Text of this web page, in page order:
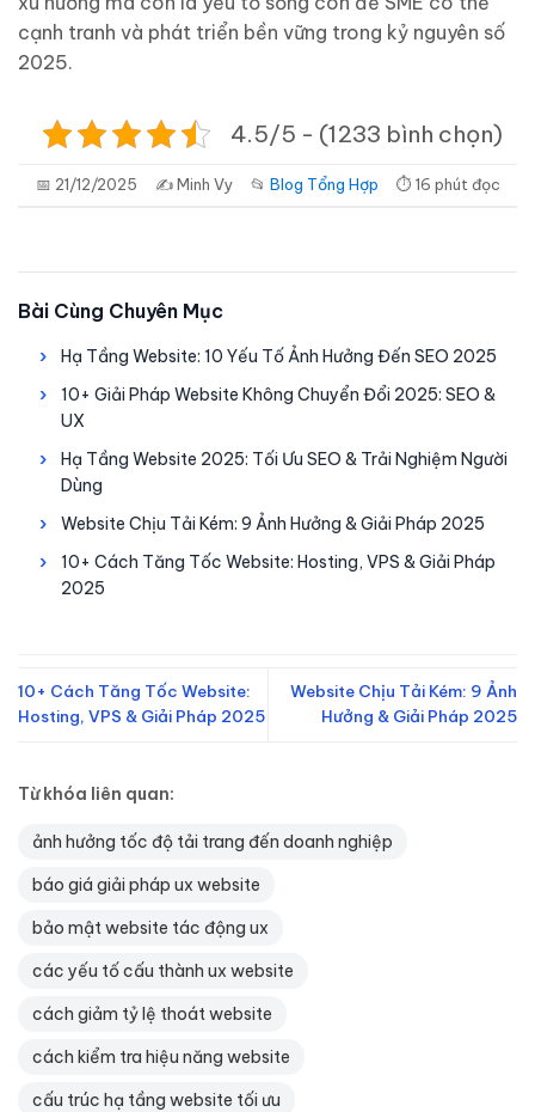
cạnh tranh và phát triển bền vững trong kỷ nguyên số
2025.
4.5/5 - (1233 bình chọn)
📅 21/12/2025 ✍️ Minh Vy 📂 Blog Tổng Hợp ⏱ 16 phút đọc
Bài Cùng Chuyên Mục
Hạ Tầng Website: 10 Yếu Tố Ảnh Hưởng Đến SEO 2025
10+ Giải Pháp Website Không Chuyển Đổi 2025: SEO &
UX
Hạ Tầng Website 2025: Tối Ưu SEO & Trải Nghiệm Người
Dùng
Website Chịu Tải Kém: 9 Ảnh Hưởng & Giải Pháp 2025
10+ Cách Tăng Tốc Website: Hosting, VPS & Giải Pháp
2025
10+ Cách Tăng Tốc Website:
Hosting, VPS & Giải Pháp 2025
Website Chịu Tải Kém: 9 Ảnh
Hưởng & Giải Pháp 2025
Từ khóa liên quan:
ảnh hưởng tốc độ tải trang đến doanh nghiệp
báo giá giải pháp ux website
bảo mật website tác động ux
các yếu tố cấu thành ux website
cách giảm tỷ lệ thoát website
cách kiểm tra hiệu năng website
cấu trúc hạ tầng website tối ưu